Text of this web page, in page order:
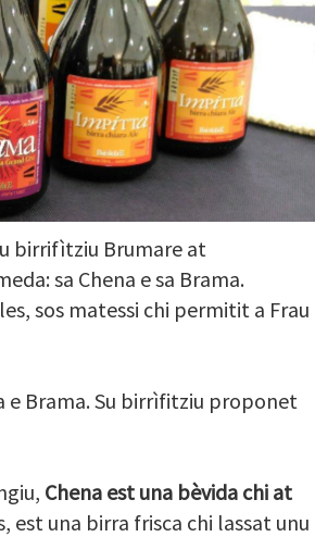
birrifìtziu Brumare at
sa Chena e sa Brama.
sos matessi chi permitit a Frau
e Brama. Su birrìfitziu proponet
Chena est una bèvida chi at
est una birra frisca chi lassat unu